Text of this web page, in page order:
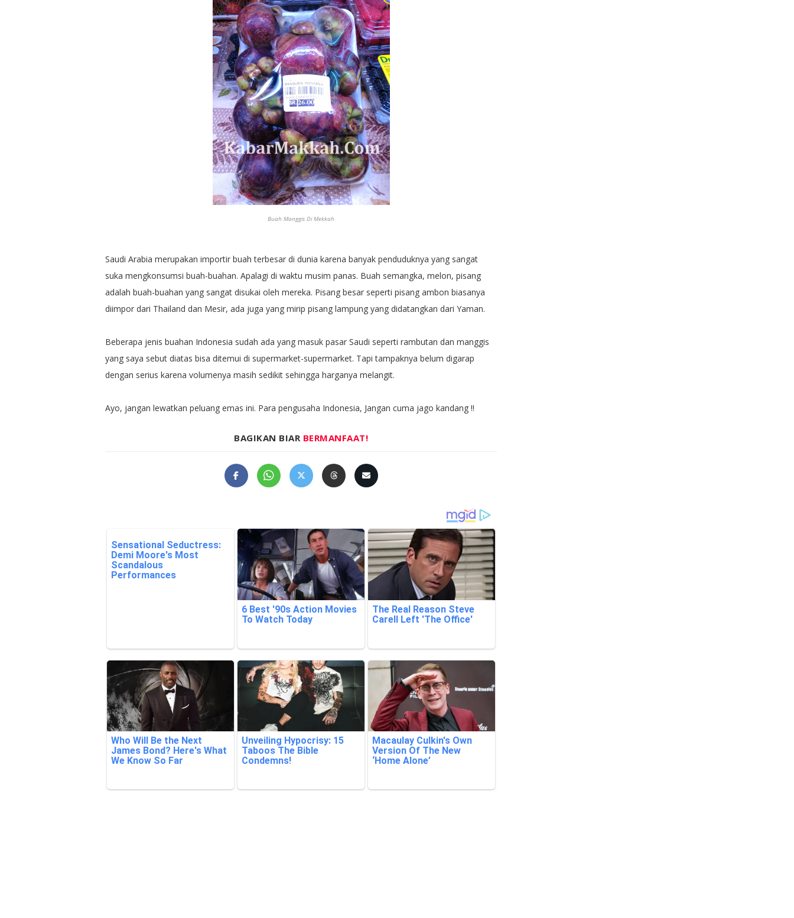
Buah Manggis Di Mekkah
Saudi Arabia merupakan importir buah terbesar di dunia karena banyak penduduknya yang sangat
suka mengkonsumsi buah-buahan. Apalagi di waktu musim panas. Buah semangka, melon, pisang
adalah buah-buahan yang sangat disukai oleh mereka. Pisang besar seperti pisang ambon biasanya
diimpor dari Thailand dan Mesir, ada juga yang mirip pisang lampung yang didatangkan dari Yaman.
Beberapa jenis buahan Indonesia sudah ada yang masuk pasar Saudi seperti rambutan dan manggis
yang saya sebut diatas bisa ditemui di supermarket-supermarket. Tapi tampaknya belum digarap
dengan serius karena volumenya masih sedikit sehingga harganya melangit.
Ayo, jangan lewatkan peluang emas ini. Para pengusaha Indonesia, Jangan cuma jago kandang !!
BAGIKAN BIAR BERMANFAAT!